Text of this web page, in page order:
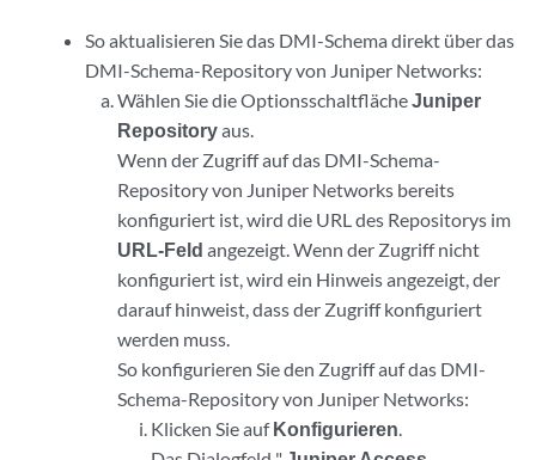
So aktualisieren Sie das DMI-Schema direkt über das
DMI-Schema-Repository von Juniper Networks:
Wählen Sie die OptionsschaltflächeJuniper
Repositoryaus.
Wenn der Zugriff auf das DMI-Schema-
Repository von Juniper Networks bereits
konfiguriert ist, wird die URL des Repositorys im
URL-Feld angezeigt. Wenn der Zugriff nicht
konfiguriert ist, wird ein Hinweis angezeigt, der
darauf hinweist, dass der Zugriff konfiguriert
werden muss.
So konfigurieren Sie den Zugriff auf das DMI-
Schema-Repository von Juniper Networks:
Klicken Sie aufKonfigurieren